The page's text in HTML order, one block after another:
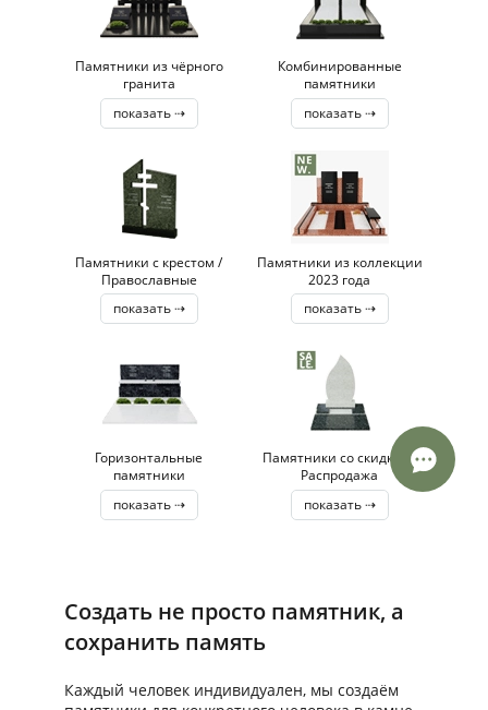
Памятники из чёрного
гранита
показать ⇢
Комбинированные
памятники
показать ⇢
Памятники с крестом /
Православные
показать ⇢
Памятники из коллекции
2023 года
показать ⇢
Горизонтальные
памятники
показать ⇢
Памятники со скидкой /
Распродажа
показать ⇢
Создать не просто памятник, а
сохранить память
Каждый человек индивидуален, мы создаём